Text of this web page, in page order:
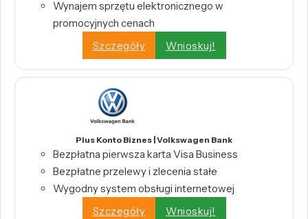
Wynajem sprzętu elektronicznego w
promocyjnych cenach
Szczegóły
Wnioskuj!
Plus Konto Biznes | Volkswagen Bank
Bezpłatna pierwsza karta Visa Business
Bezpłatne przelewy i zlecenia stałe
Wygodny system obsługi internetowej
Szczegóły
Wnioskuj!